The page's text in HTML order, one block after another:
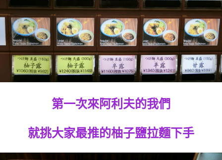
第一次來阿利夫的我們
就挑大家最推的柚子鹽拉麵下手